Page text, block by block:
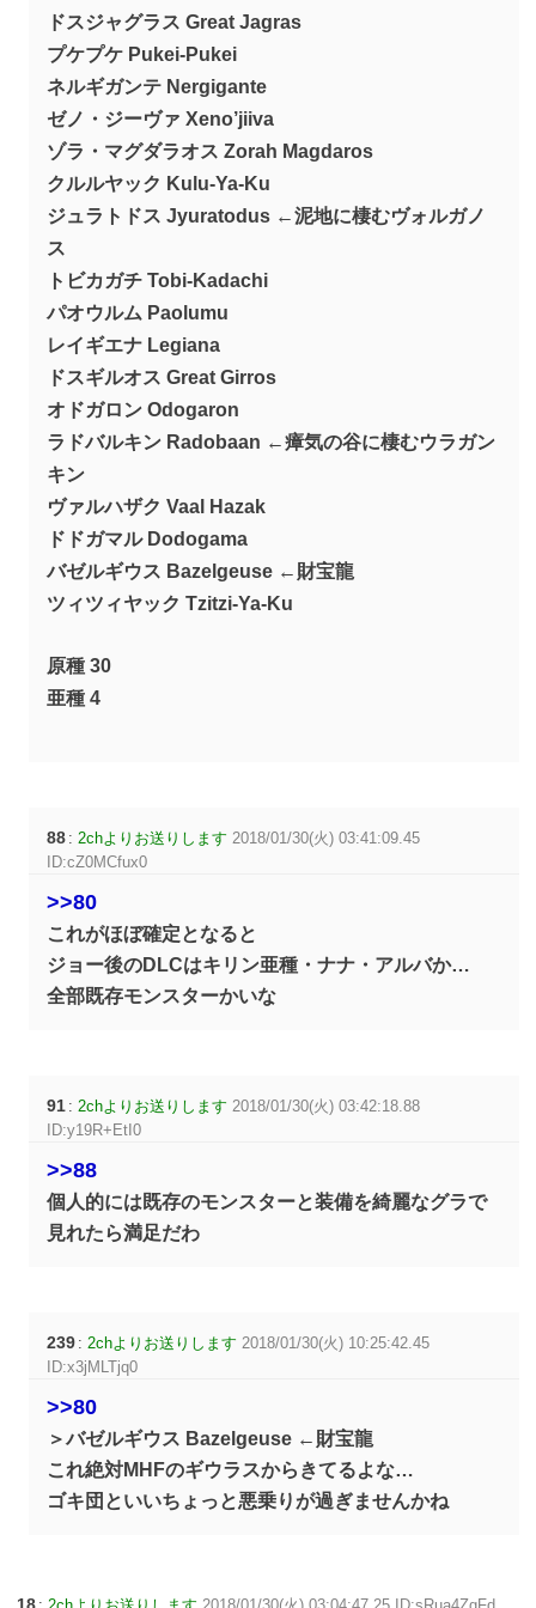
ドスジャグラス Great Jagras
プケプケ Pukei-Pukei
ネルギガンテ Nergigante
ゼノ・ジーヴァ Xeno’jiiva
ゾラ・マグダラオス Zorah Magdaros
クルルヤック Kulu-Ya-Ku
ジュラトドス Jyuratodus ←泥地に棲むヴォルガノ
ス
トビカガチ Tobi-Kadachi
パオウルム Paolumu
レイギエナ Legiana
ドスギルオス Great Girros
オドガロン Odogaron
ラドバルキン Radobaan ←瘴気の谷に棲むウラガン
キン
ヴァルハザク Vaal Hazak
ドドガマル Dodogama
バゼルギウス Bazelgeuse ←財宝龍
ツィツィヤック Tzitzi-Ya-Ku
原種 30
亜種 4
88 :2chよりお送りします 2018/01/30(火) 03:41:09.45
ID:cZ0MCfux0
>>80
これがほぼ確定となると
ジョー後のDLCはキリン亜種・ナナ・アルバか…
全部既存モンスターかいな
91 :2chよりお送りします 2018/01/30(火) 03:42:18.88
ID:y19R+EtI0
>>88
個人的には既存のモンスターと装備を綺麗なグラで
見れたら満足だわ
239 :2chよりお送りします 2018/01/30(火) 10:25:42.45
ID:x3jMLTjq0
>>80
＞バゼルギウス Bazelgeuse ←財宝龍
これ絶対MHFのギウラスからきてるよな…
ゴキ団といいちょっと悪乗りが過ぎませんかね